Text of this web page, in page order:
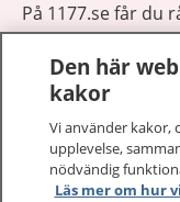
På 1177.se får du
sjukdomar och
Logga in för att
vårdärenden.
1177 ger dig råd
Den här
kakor
Vi använder kakor,
upplevelse,
nödvändig
Läs mer om hur